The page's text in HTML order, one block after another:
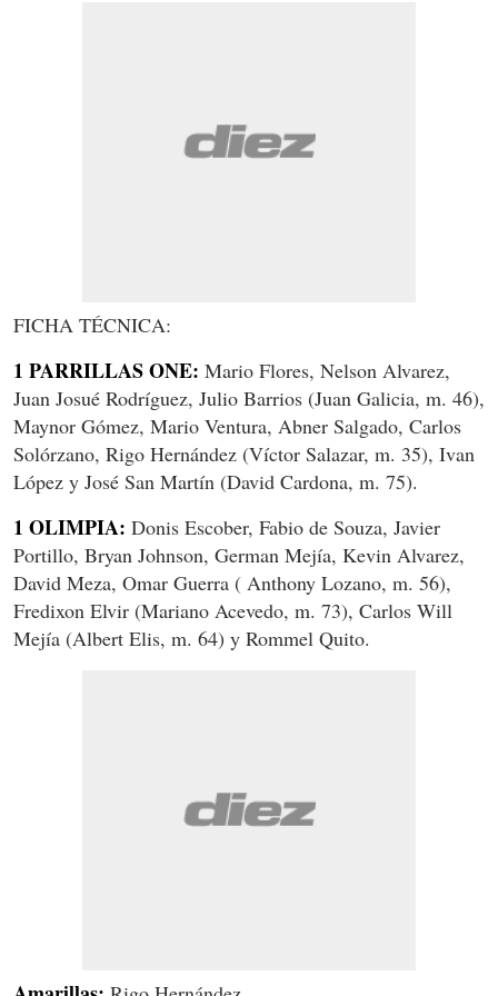
FICHA TÉCNICA:
1 PARRILLAS ONE: Mario Flores, Nelson Alvarez,
Juan Josué Rodríguez, Julio Barrios (Juan Galicia, m. 46),
Maynor Gómez, Mario Ventura, Abner Salgado, Carlos
Solórzano, Rigo Hernández (Víctor Salazar, m. 35), Ivan
López y José San Martín (David Cardona, m. 75).
1 OLIMPIA: Donis Escober, Fabio de Souza, Javier
Portillo, Bryan Johnson, German Mejía, Kevin Alvarez,
David Meza, Omar Guerra ( Anthony Lozano, m. 56),
Fredixon Elvir (Mariano Acevedo, m. 73), Carlos Will
Mejía (Albert Elis, m. 64) y Rommel Quito.